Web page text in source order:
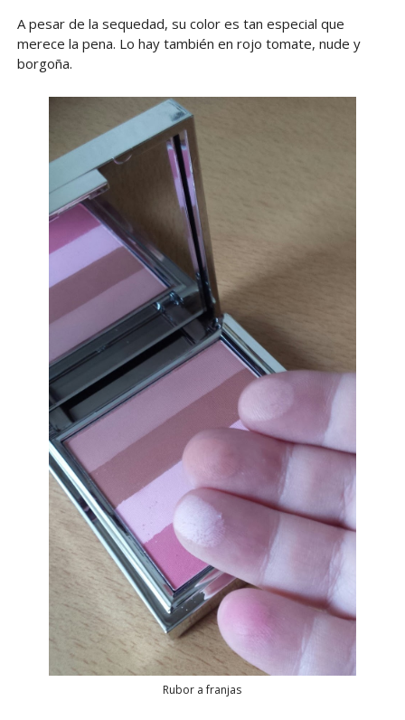
A pesar de la sequedad, su color es tan especial que
merece la pena. Lo hay también en rojo tomate, nude y
borgoña.
Rubor a franjas